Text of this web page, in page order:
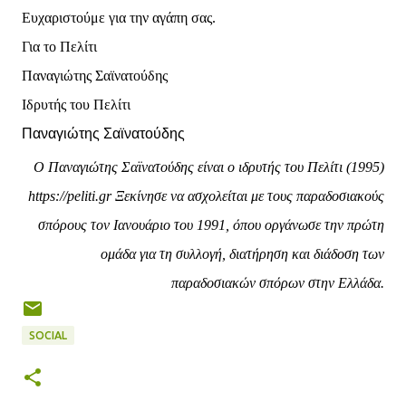
Ευχαριστούμε για την αγάπη σας.
Για το Πελίτι
Παναγιώτης Σαϊνατούδης
Ιδρυτής του Πελίτι
Παναγιώτης Σαϊνατούδης
Ο Παναγιώτης Σαϊνατούδης είναι ο ιδρυτής του Πελίτι (1995)
https://peliti.gr Ξεκίνησε να ασχολείται με τους παραδοσιακούς
σπόρους τον Ιανουάριο του 1991, όπου οργάνωσε την πρώτη
ομάδα για τη συλλογή, διατήρηση και διάδοση των
παραδοσιακών σπόρων στην Ελλάδα.
SOCIAL